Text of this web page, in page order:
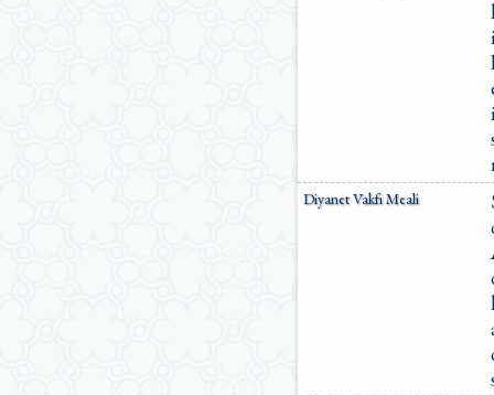
Diyanet Vakfı Meali